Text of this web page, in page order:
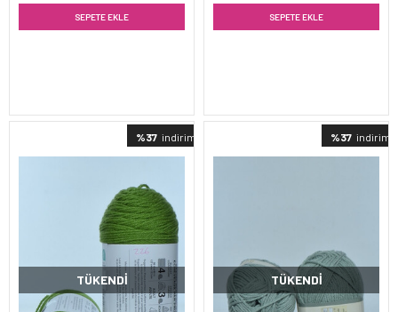
SEPETE EKLE SEPETE EKLE
%37 indirimli
TÜKENDI
%37 indirimli
TÜKENDI